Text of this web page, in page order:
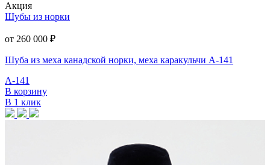
Акция
Шубы из норки
от 260 000 ₽
Шуба из меха канадской норки, меха каракульчи А-141
А-141
В корзину
В 1 клик